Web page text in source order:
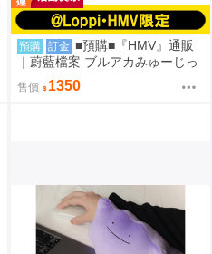
預購 訂金 ■預購■『HMV』通販
｜蔚藍檔案 ブルアカみゅーじっ
く♪3D LIVE『忍術研究部』壓克
力板。[0912]
售價 1350